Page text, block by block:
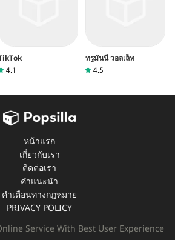
4.1
ทรูมันนี่ วอลเล็ท
4.5
หน้าแรก
เกี่ยวกับเรา
ติดต่อเรา
คำแนะนำ
คำเตือนทางกฎหมาย
PRIVACY POLICY
Service With Best User Experience